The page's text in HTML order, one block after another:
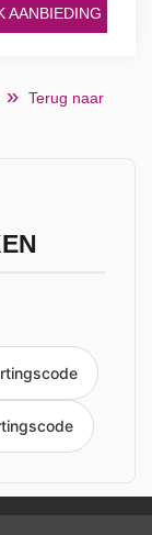
AANBIEDING
Terug naar